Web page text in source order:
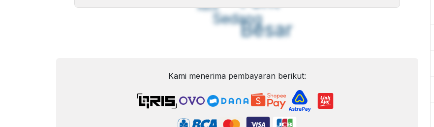
Kecil
SedangBesar
Kami menerima pembayaran berikut: